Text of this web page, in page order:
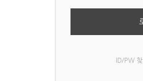
ID/PW 찾